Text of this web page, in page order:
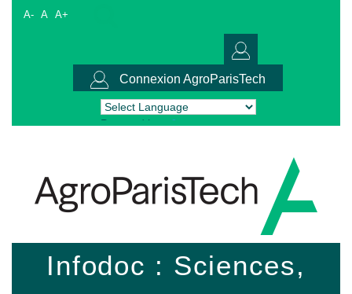
A- A A+
Connexion AgroParisTech
Powered by Translate
Infodoc : Sciences,